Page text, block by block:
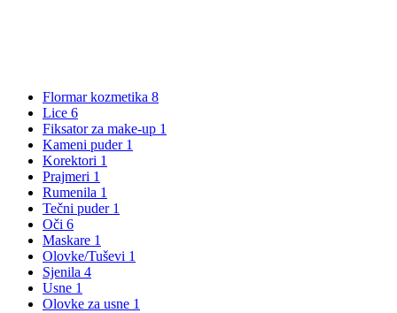
Flormar kozmetika 8
Lice 6
Fiksator za make-up 1
Kameni puder 1
Korektori 1
Prajmeri 1
Rumenila 1
Tečni puder 1
Oči 6
Maskare 1
Olovke/Tuševi 1
Sjenila 4
Usne 1
Olovke za usne 1